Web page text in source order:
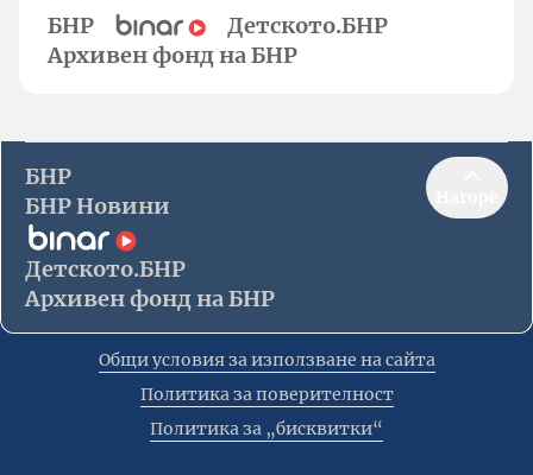
БНР
Детското.БНР
Архивен фонд на БНР
БНР
БНР Новини
Детското.БНР
Архивен фонд на БНР
Общи условия за използване на сайта
Политика за поверителност
Политика за „бисквитки“